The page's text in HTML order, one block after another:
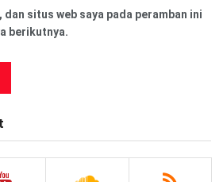
dan situs web saya pada peramban ini
berikutnya.